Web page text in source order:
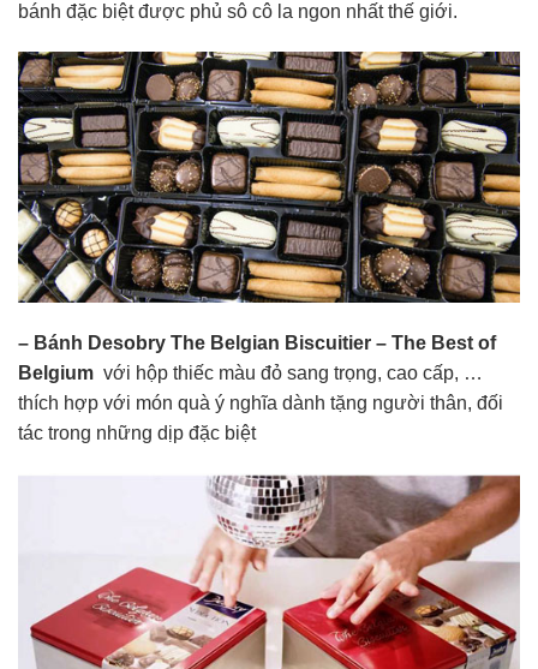
bánh đặc biệt được phủ sô cô la ngon nhất thế giới.
– Bánh Desobry The Belgian Biscuitier – The Best of
Belgium với hộp thiếc màu đỏ sang trọng, cao cấp, …
thích hợp với món quà ý nghĩa dành tặng người thân, đối
tác trong những dịp đặc biệt